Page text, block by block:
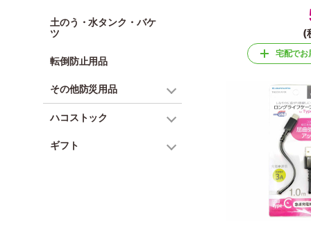
土のう・水タンク・バケ
ツ
転倒防止用品
その他防災用品
ハコストック
ギフト
(
宅配でお